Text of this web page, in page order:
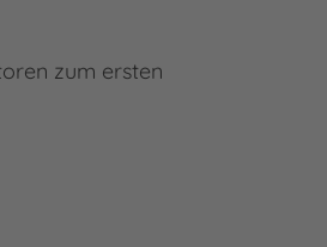
zum ersten